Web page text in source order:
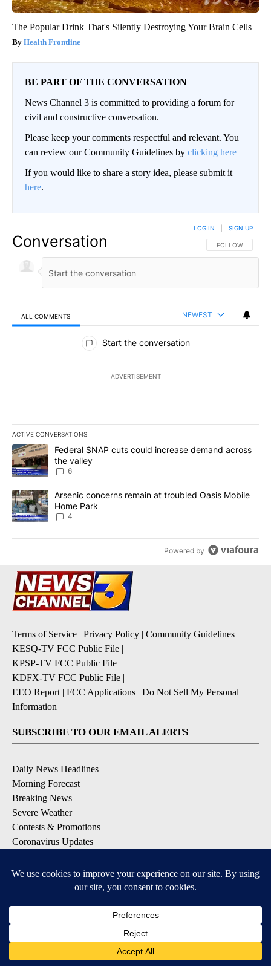
The Popular Drink That's Silently Destroying Your Brain Cells
Health Frontline
BE PART OF THE CONVERSATION
News Channel 3 is committed to providing a forum for
civil and constructive conversation.
Please keep your comments respectful and relevant. You
can review our Community Guidelines by clicking here
If you would like to share a story idea, please submit it
here.
Conversation FOLLOW THIS
FOLLOW
LOG IN SIGN UP
ALL COMMENTS NEWEST
All Comments
Start the conversation
ADVERTISEMENT
ACTIVE CONVERSATIONS
The following is a list of the most commented articles in the last
A trending article titled "Federal SNAP cuts could increase
Federal SNAP cuts could increase demand across
the valley
6
A trending article titled "Arsenic concerns remain at troubled
Arsenic concerns remain at troubled Oasis Mobile
Home Park
4
Powered by
Terms of Service | Privacy Policy | Community Guidelines
KESQ-TV FCC Public File |
KPSP-TV FCC Public File |
KDFX-TV FCC Public File |
EEO Report | FCC Applications | Do Not Sell My Personal
Information
SUBSCRIBE TO OUR EMAIL ALERTS
Daily News Headlines
Morning Forecast
Breaking News
Severe Weather
Contests & Promotions
Coronavirus Updates
Available for iOS and Android